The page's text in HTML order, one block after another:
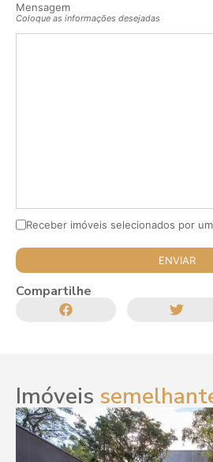
Mensagem
Coloque as informações desejadas
Receber imóveis selecionados por
Compartilhe
Imóveis